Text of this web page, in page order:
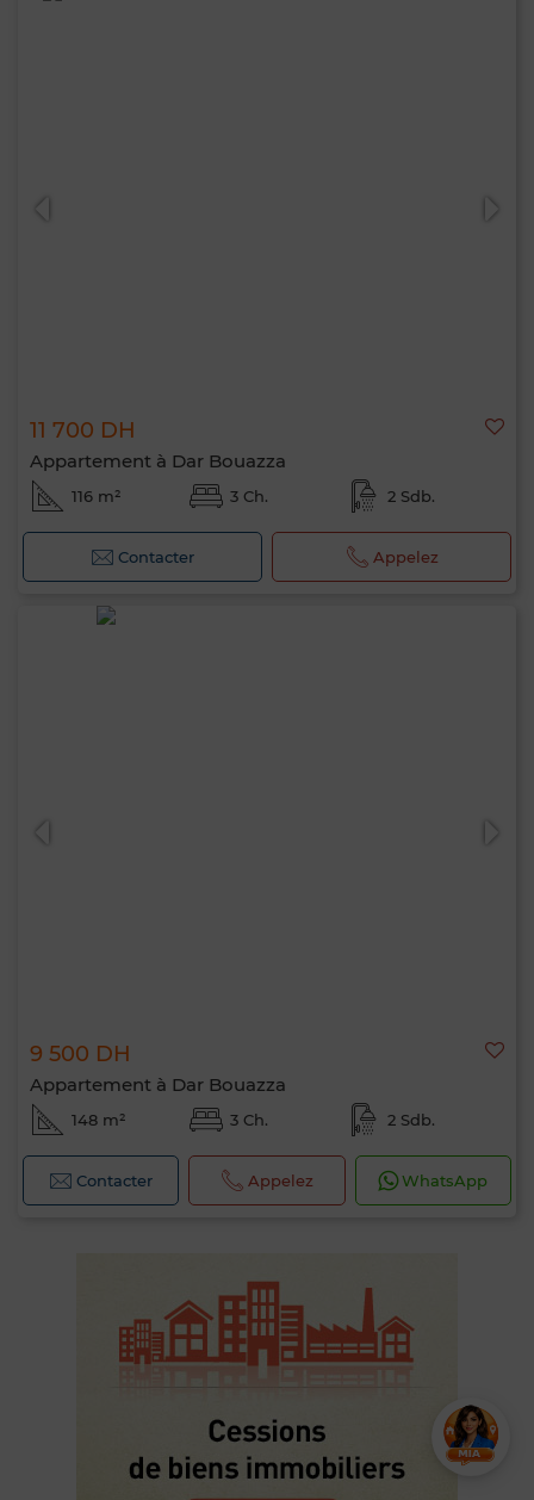
11 700 DH
Appartement à Dar Bouazza
116 m² 3 Ch. 2 Sdb.
Contacter Appelez
9 500 DH
Appartement à Dar Bouazza
148 m² 3 Ch. 2 Sdb.
Contacter Appelez WhatsApp